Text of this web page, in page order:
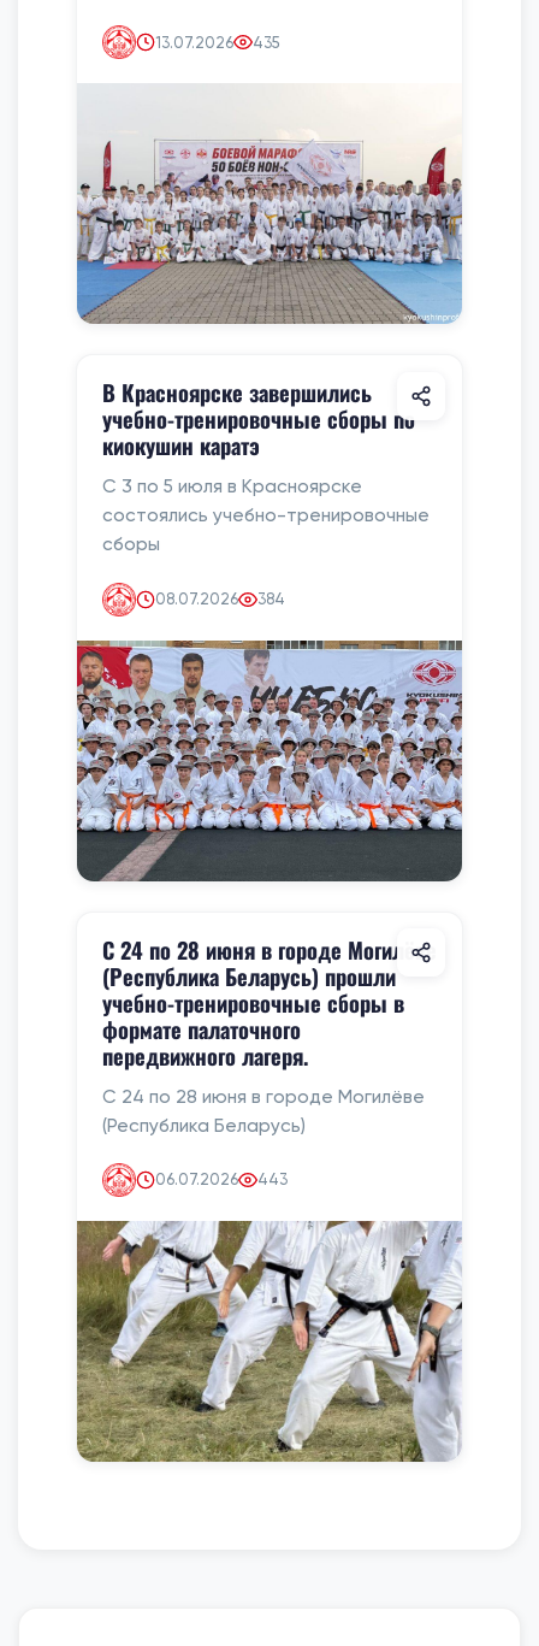
13.07.2026 435
В Красноярске завершились
учебно-тренировочные сборы по
киокушин каратэ
С 3 по 5 июля в Красноярске
состоялись учебно-тренировочные
сборы
08.07.2026 384
С 24 по 28 июня в городе Могилёве
(Республика Беларусь) прошли
учебно-тренировочные сборы в
формате палаточного
передвижного лагеря.
С 24 по 28 июня в городе Могилёве
(Республика Беларусь)
06.07.2026 443